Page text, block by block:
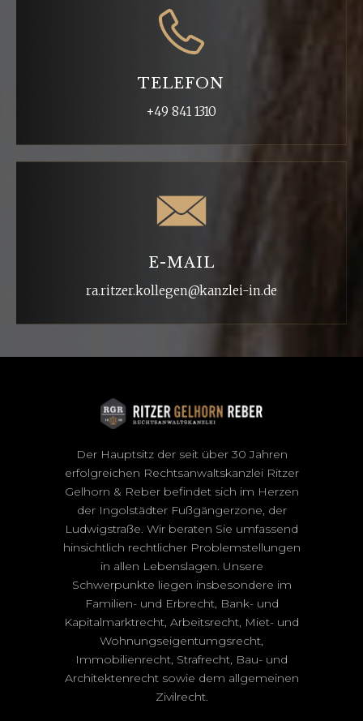
TELEFON
+49 841 1310
E-MAIL
ra.ritzer.kollegen@kanzlei-in.de
Der Hauptsitz der seit über 30 Jahren
erfolgreichen Rechtsanwaltskanzlei Ritzer
Gelhorn & Reber befindet sich im Herzen
der Ingolstädter Fußgängerzone, der
Ludwigstraße. Wir beraten Sie umfassend
hinsichtlich rechtlicher Problemstellungen
in allen Lebenslagen. Unsere
Schwerpunkte liegen insbesondere im
Familien- und Erbrecht, Bank- und
Kapitalmarktrecht, Arbeitsrecht, Miet- und
Wohnungseigentumgsrecht,
Immobilienrecht, Strafrecht, Bau- und
Architektenrecht sowie dem allgemeinen
Zivilrecht.